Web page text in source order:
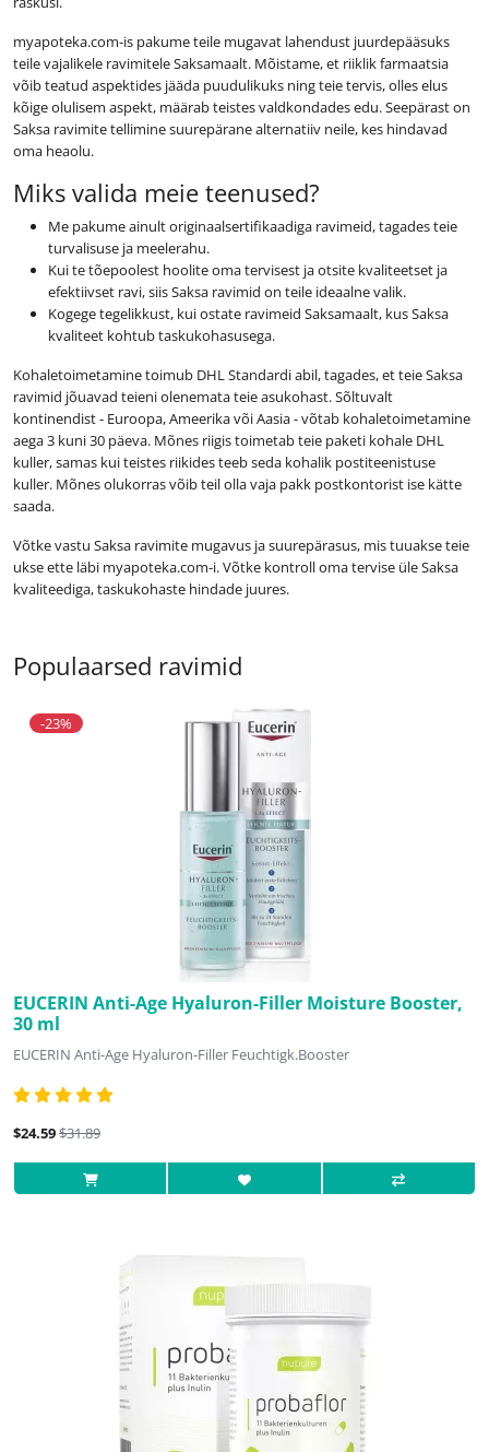
myapoteka.com-is pakume teile mugavat lahendust juurdepääsuks
teile vajalikele ravimitele Saksamaalt. Mõistame, et riiklik farmaatsia
võib teatud aspektides jääda puudulikuks ning teie tervis, olles elus
kõige olulisem aspekt, määrab teistes valdkondades edu. Seepärast on
Saksa ravimite tellimine suurepärane alternatiiv neile, kes hindavad
oma heaolu.
Miks valida meie teenused?
Me pakume ainult originaalsertifikaadiga ravimeid, tagades teie
turvalisuse ja meelerahu.
Kui te tõepoolest hoolite oma tervisest ja otsite kvaliteetset ja
efektiivset ravi, siis Saksa ravimid on teile ideaalne valik.
Kogege tegelikkust, kui ostate ravimeid Saksamaalt, kus Saksa
kvaliteet kohtub taskukohasusega.
Kohaletoimetamine toimub DHL Standardi abil, tagades, et teie Saksa
ravimid jõuavad teieni olenemata teie asukohast. Sõltuvalt
kontinendist - Euroopa, Ameerika või Aasia - võtab kohaletoimetamine
aega 3 kuni 30 päeva. Mõnes riigis toimetab teie paketi kohale DHL
kuller, samas kui teistes riikides teeb seda kohalik postiteenistuse
kuller. Mõnes olukorras võib teil olla vaja pakk postkontorist ise kätte
saada.
Võtke vastu Saksa ravimite mugavus ja suurepärasus, mis tuuakse teie
ukse ette läbi myapoteka.com-i. Võtke kontroll oma tervise üle Saksa
kvaliteediga, taskukohaste hindade juures.
Populaarsed ravimid
-23%
EUCERIN Anti-Age Hyaluron-Filler Moisture Booster,
30 ml
EUCERIN Anti-Age Hyaluron-Filler Feuchtigk.Booster
$24.59$31.89